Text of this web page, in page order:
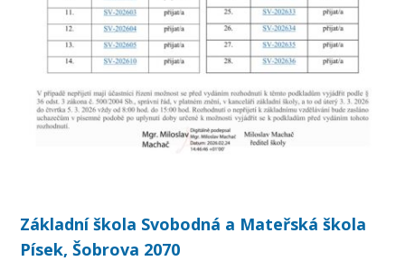
Základní škola Svobodná a Mateřská škola
Písek, Šobrova 2070